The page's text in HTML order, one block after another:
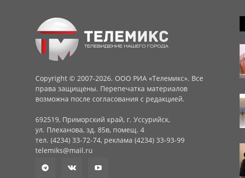
Copyright © 2007-2026. ООО РИА «Телемикс». Все
права защищены. Перепечатка материалов
возможна после согласования с редакцией.
692519, Приморский край, г. Уссурийск,
ул. Плеханова, зд. 85в, помещ. 4
тел. (4234) 33-72-74, реклама (4234) 33-93-99
telemiks@mail.ru